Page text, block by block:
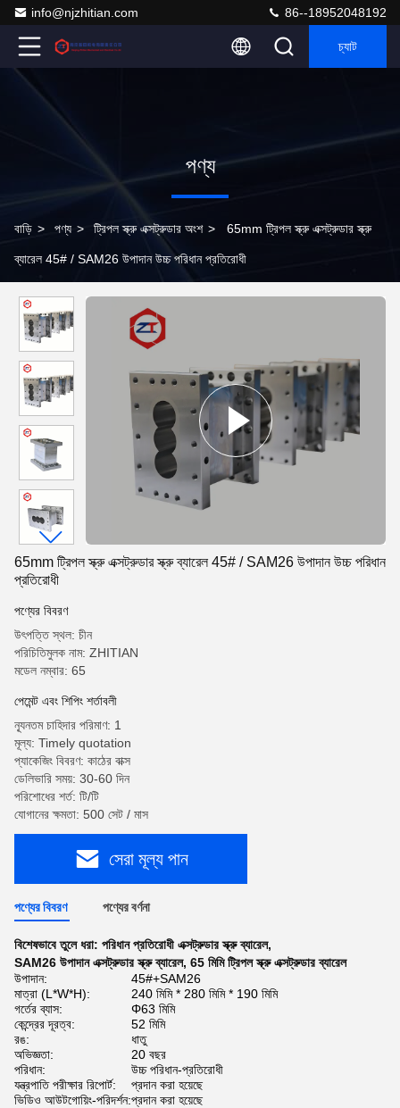
info@njzhitian.com 86--18952048192
চ্যাট
পণ্য
বাড়ি > পণ্য > ট্রিপল স্ক্রু এক্সট্রুডার অংশ > 65mm ট্রিপল স্ক্রু এক্সট্রুডার স্ক্রু
ব্যারেল 45# / SAM26 উপাদান উচ্চ পরিধান প্রতিরোধী
65mm ট্রিপল স্ক্রু এক্সট্রুডার স্ক্রু ব্যারেল 45# / SAM26 উপাদান উচ্চ পরিধান
প্রতিরোধী
পণ্যের বিবরণ
উৎপত্তি স্থল: চীন
পরিচিতিমুলক নাম: ZHITIAN
মডেল নম্বার: 65
পেমেন্ট এবং শিপিং শর্তাবলী
ন্যূনতম চাহিদার পরিমাণ: 1
মূল্য: Timely quotation
প্যাকেজিং বিবরণ: কাঠের বাক্স
ডেলিভারি সময়: 30-60 দিন
পরিশোধের শর্ত: টি/টি
যোগানের ক্ষমতা: 500 সেট / মাস
সেরা মূল্য পান
পণ্যের বিবরণ পণ্যের বর্ণনা
বিশেষভাবে তুলে ধরা: পরিধান প্রতিরোধী এক্সট্রুডার স্ক্রু ব্যারেল,
SAM26 উপাদান এক্সট্রুডার স্ক্রু ব্যারেল, 65 মিমি ট্রিপল স্ক্রু এক্সট্রুডার ব্যারেল
উপাদান:
45#+SAM26
মাত্রা (L*W*H):
240 মিমি * 280 মিমি * 190 মিমি
গর্তের ব্যাস:
Φ63 মিমি
কেন্দ্রের দূরত্ব:
52 মিমি
রঙ:
ধাতু
অভিজ্ঞতা:
20 বছর
পরিধান:
উচ্চ পরিধান-প্রতিরোধী
যন্ত্রপাতি পরীক্ষার রিপোর্ট:
প্রদান করা হয়েছে
ভিডিও আউটগোয়িং-পরিদর্শন:প্রদান করা হয়েছে